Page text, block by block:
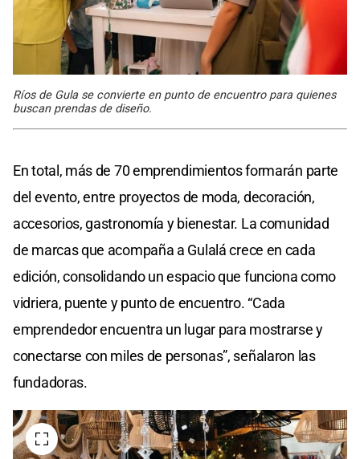
Ríos de Gula se convierte en punto de encuentro para quienes
buscan prendas de diseño.
En total, más de 70 emprendimientos formarán parte
del evento, entre proyectos de moda, decoración,
accesorios, gastronomía y bienestar. La comunidad
de marcas que acompaña a Gulalá crece en cada
edición, consolidando un espacio que funciona como
vidriera, puente y punto de encuentro. “Cada
emprendedor encuentra un lugar para mostrarse y
conectarse con miles de personas”, señalaron las
fundadoras.